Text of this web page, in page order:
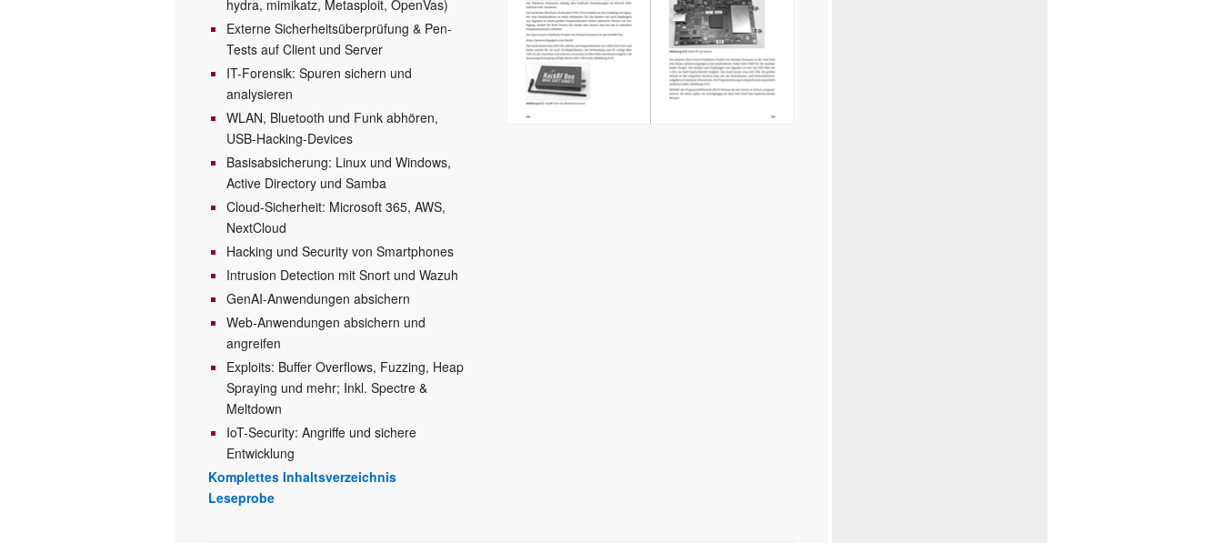
hydra, mimikatz, Metasploit, OpenVas)
Externe Sicherheitsüberprüfung & Pen-
Tests auf Client und Server
IT-Forensik: Spuren sichern und
analysieren
WLAN, Bluetooth und Funk abhören,
USB-Hacking-Devices
Basisabsicherung: Linux und Windows,
Active Directory und Samba
Cloud-Sicherheit: Microsoft 365, AWS,
NextCloud
Hacking und Security von Smartphones
Intrusion Detection mit Snort und Wazuh
GenAI-Anwendungen absichern
Web-Anwendungen absichern und
angreifen
Exploits: Buffer Overflows, Fuzzing, Heap
Spraying und mehr; Inkl. Spectre &
Meltdown
IoT-Security: Angriffe und sichere
Entwicklung
Komplettes Inhaltsverzeichnis
Leseprobe